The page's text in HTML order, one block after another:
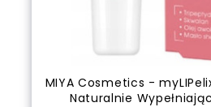
MIYA Cosmetics -
Naturalnie